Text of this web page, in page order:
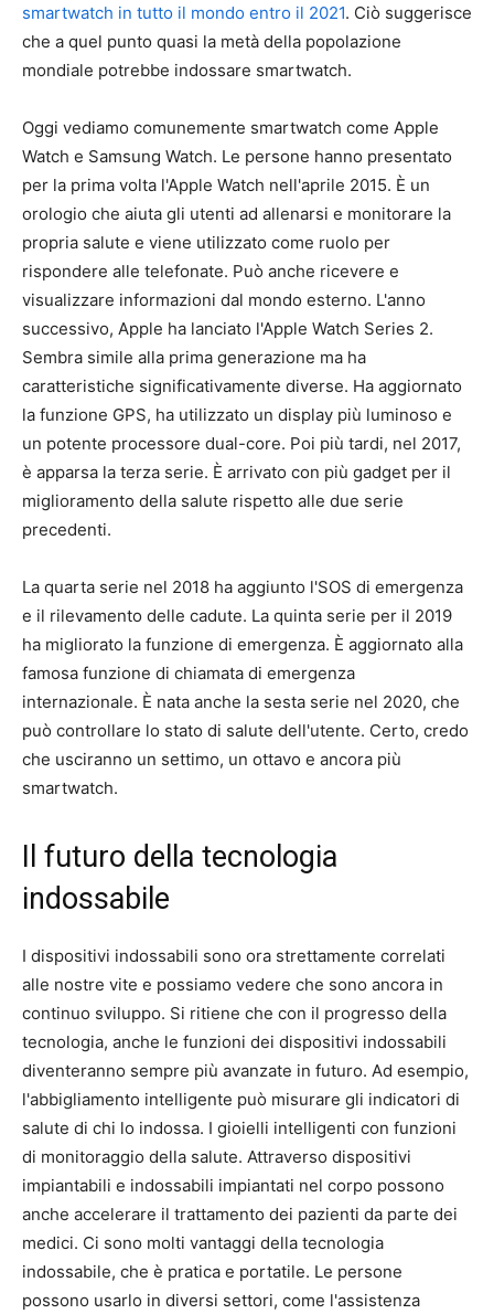
smartwatch in tutto il mondo entro il 2021. Ciò suggerisce
che a quel punto quasi la metà della popolazione
mondiale potrebbe indossare smartwatch.
Oggi vediamo comunemente smartwatch come Apple
Watch e Samsung Watch. Le persone hanno presentato
per la prima volta l'Apple Watch nell'aprile 2015. È un
orologio che aiuta gli utenti ad allenarsi e monitorare la
propria salute e viene utilizzato come ruolo per
rispondere alle telefonate. Può anche ricevere e
visualizzare informazioni dal mondo esterno. L'anno
successivo, Apple ha lanciato l'Apple Watch Series 2.
Sembra simile alla prima generazione ma ha
caratteristiche significativamente diverse. Ha aggiornato
la funzione GPS, ha utilizzato un display più luminoso e
un potente processore dual-core. Poi più tardi, nel 2017,
è apparsa la terza serie. È arrivato con più gadget per il
miglioramento della salute rispetto alle due serie
precedenti.
La quarta serie nel 2018 ha aggiunto l'SOS di emergenza
e il rilevamento delle cadute. La quinta serie per il 2019
ha migliorato la funzione di emergenza. È aggiornato alla
famosa funzione di chiamata di emergenza
internazionale. È nata anche la sesta serie nel 2020, che
può controllare lo stato di salute dell'utente. Certo, credo
che usciranno un settimo, un ottavo e ancora più
smartwatch.
Il futuro della tecnologia
indossabile
I dispositivi indossabili sono ora strettamente correlati
alle nostre vite e possiamo vedere che sono ancora in
continuo sviluppo. Si ritiene che con il progresso della
tecnologia, anche le funzioni dei dispositivi indossabili
diventeranno sempre più avanzate in futuro. Ad esempio,
l'abbigliamento intelligente può misurare gli indicatori di
salute di chi lo indossa. I gioielli intelligenti con funzioni
di monitoraggio della salute. Attraverso dispositivi
impiantabili e indossabili impiantati nel corpo possono
anche accelerare il trattamento dei pazienti da parte dei
medici. Ci sono molti vantaggi della tecnologia
indossabile, che è pratica e portatile. Le persone
possono usarlo in diversi settori, come l'assistenza